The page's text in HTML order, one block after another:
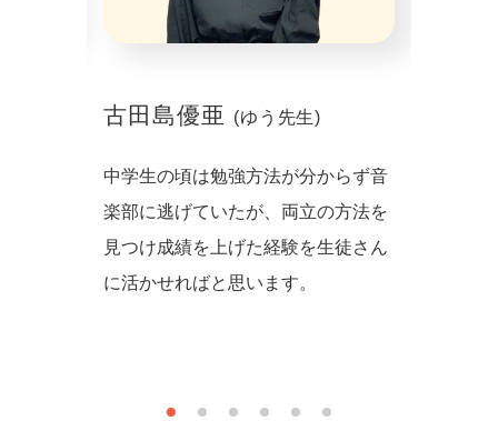
古田島優亜 (ゆう先生)
中学生の頃は勉強方法が分からず音
楽部に逃げていたが、両立の方法を
見つけ成績を上げた経験を生徒さん
に活かせればと思います。